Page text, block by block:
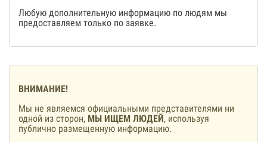
Любую дополнительную информацию по людям мы
предоставляем только по заявке.
ВНИМАНИЕ!
Мы не являемся официальными представителями ни
одной из сторон, МЫ ИЩЕМ ЛЮДЕЙ, используя
публично размещенную информацию.